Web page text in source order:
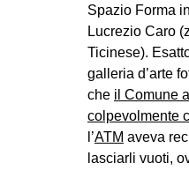
Spazio Forma
Lucrezio Caro
Ticinese).
galleria d’arte
che il Comune
colpevolmente
l’ATM aveva
lasciarli vuoti,